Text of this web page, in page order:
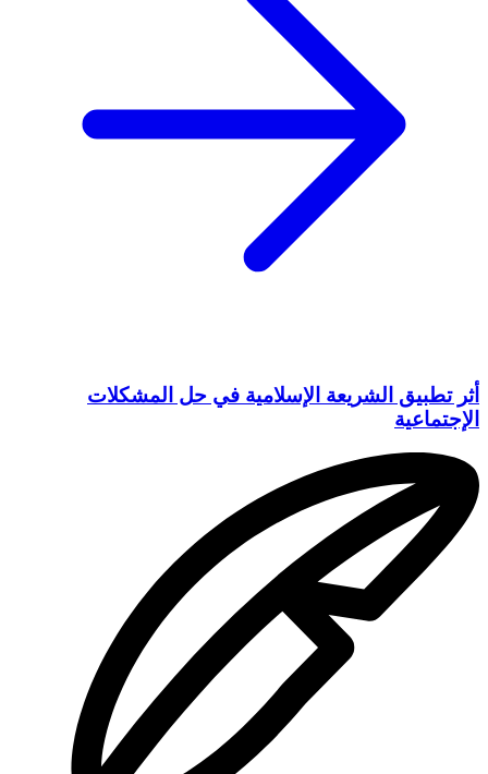
أثر تطبيق الشريعة الإسلامية في حل المشكلات
الإجتماعية